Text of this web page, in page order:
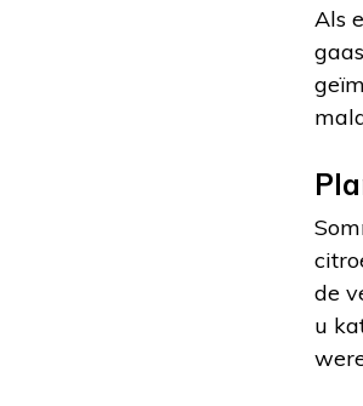
Als
de
u